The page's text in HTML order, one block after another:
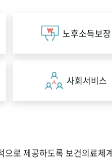
노후소득보장
사회서비스
로 제공하도록 보건의료체